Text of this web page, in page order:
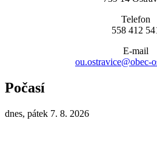
Telefon
558 412
E-mail
ou.ostravice@obec-
Počasí
dnes, pátek 7. 8. 2026